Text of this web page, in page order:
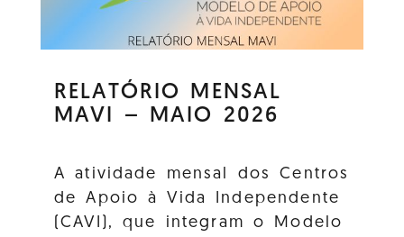
RELATÓRIO MENSAL
MAVI – MAIO 2026
A atividade mensal dos Centros
de Apoio à Vida Independente
(CAVI), que integram o Modelo